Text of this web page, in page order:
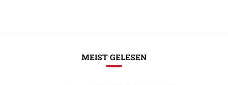
MEIST GELESEN